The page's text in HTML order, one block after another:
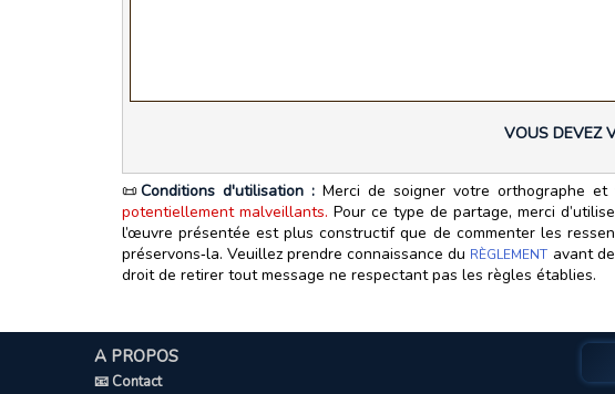
VOUS DEVEZ
📜Conditions d'utilisation :Merci de soigner votre orthographe
potentiellement malveillants. Pour ce type de partage, merci
l’œuvre présentée est plus constructif que de commenter les
préservons‑la. Veuillez prendre connaissance du RÈGLEMENT avant
droit de retirer tout message ne respectant pas les règles établies.
A PROPOS
📧 Contact